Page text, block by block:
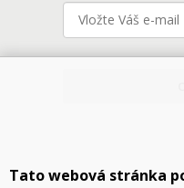
Tato webová stránka